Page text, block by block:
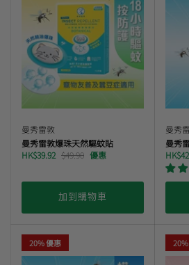
曼秀雷敦
🎊會員快閃優惠💌
曼秀雷敦
曼秀雷敦爆珠天然驅蚊貼
HK$39.92 $49.90 優惠
加到購物車
曼秀
曼秀
20% 優惠